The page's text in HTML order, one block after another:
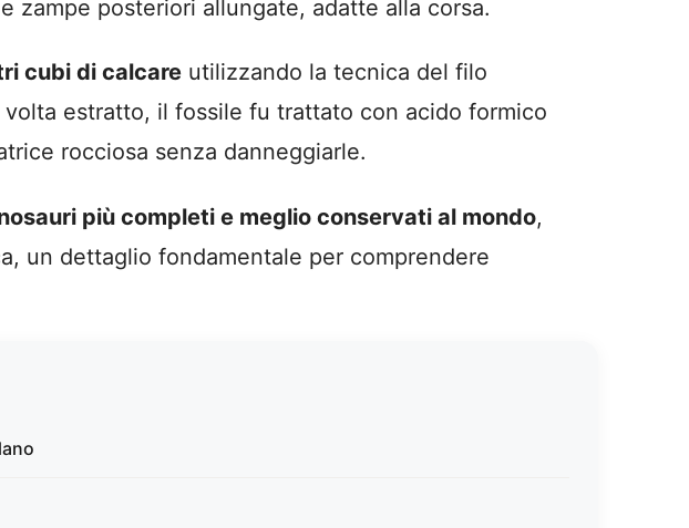
posteriori allungate, adatte alla corsa.
cubi di calcare utilizzando la tecnica del filo
estratto, il fossile fu trattato con acido formico
rocciosa senza danneggiarle.
più completi e meglio conservati al mondo,
un dettaglio fondamentale per comprendere